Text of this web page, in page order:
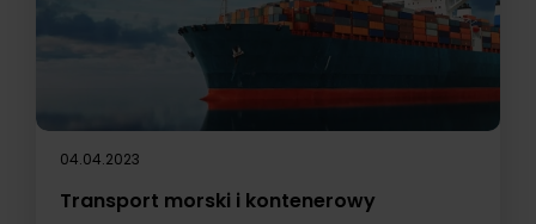
04.04.2023
Transport morski i kontenerowy